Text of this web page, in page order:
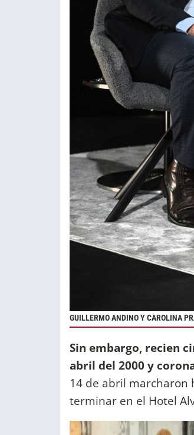
GUILLERMO ANDINO Y CAROLINA
Sin embargo, recien
abril del 2000 y
14 de abril marcharon
terminar en el Hotel